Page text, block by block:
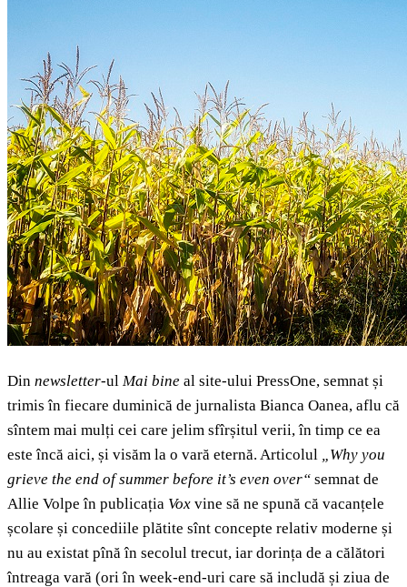
Din newsletter-ul Mai bine al site-ului PressOne, semnat și
trimis în fiecare duminică de jurnalista Bianca Oanea, aflu că
sîntem mai mulți cei care jelim sfîrșitul verii, în timp ce ea
este încă aici, și visăm la o vară eternă. Articolul „Why you
grieve the end of summer before it’s even over“ semnat de
Allie Volpe în publicația Vox vine să ne spună că vacanțele
școlare și concediile plătite sînt concepte relativ moderne și
nu au existat pînă în secolul trecut, iar dorința de a călători
întreaga vară (ori în week-end-uri care să includă și ziua de